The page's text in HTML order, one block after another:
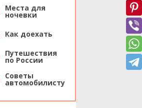
Места для
ночевки
Как доехать
Путешествия
по России
Советы
автомобилисту